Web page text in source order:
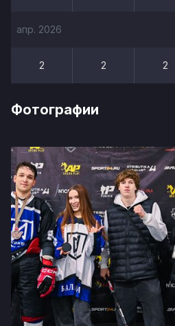
апр. 2026
2 2 2
Фотографии